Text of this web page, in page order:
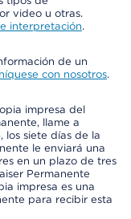
video u otras.
interpretación.
de un
con nosotros.
impresa del
llame a
los siete días de la
le enviará una
en un plazo de tres
Permanente
impresa es una
para recibir esta